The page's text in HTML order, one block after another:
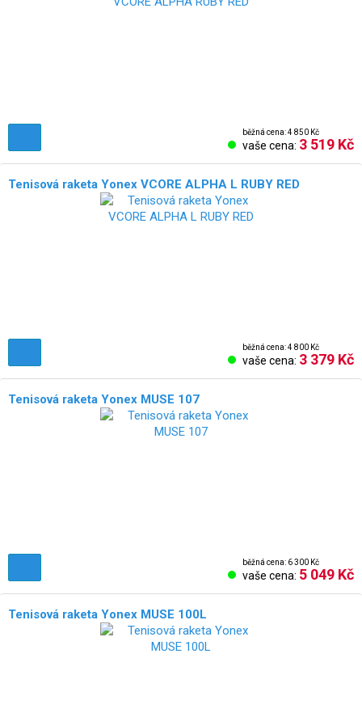
běžná cena: 4 850 Kč
vaše cena: 3 519 Kč
Tenisová raketa Yonex VCORE ALPHA L RUBY RED
běžná cena: 4 800 Kč
vaše cena: 3 379 Kč
Tenisová raketa Yonex MUSE 107
běžná cena: 6 300 Kč
vaše cena: 5 049 Kč
Tenisová raketa Yonex MUSE 100L